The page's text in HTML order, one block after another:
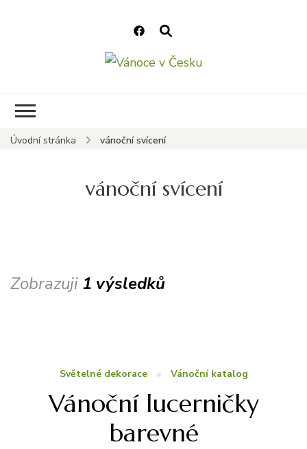
nejkrásnějším svátku v roce v
Úvodní stránka vánoční svícení
vánoční svícení
Zobrazuji 1 výsledků
Světelné dekorace Vánoční katalog
Vánoční lucerničky
barevné